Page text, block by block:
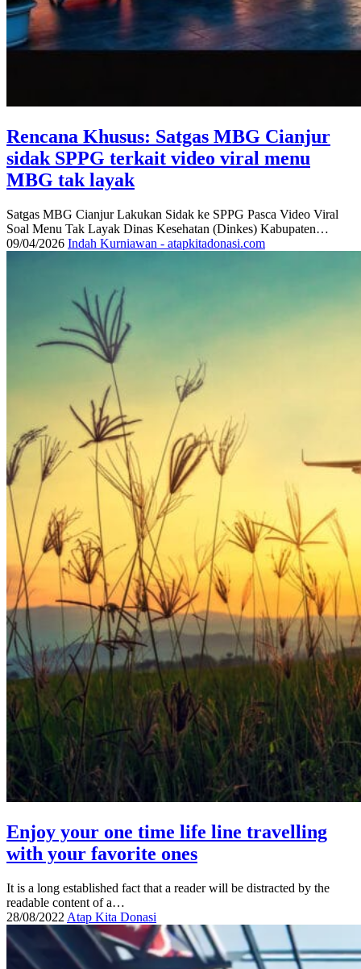
Rencana Khusus: Satgas MBG Cianjur
sidak SPPG terkait video viral menu
MBG tak layak
Satgas MBG Cianjur Lakukan Sidak ke SPPG Pasca Video Viral
Soal Menu Tak Layak Dinas Kesehatan (Dinkes) Kabupaten…
09/04/2026 Indah Kurniawan - atapkitadonasi.com
Enjoy your one time life line travelling
with your favorite ones
It is a long established fact that a reader will be distracted by the
readable content of a…
28/08/2022 Atap Kita Donasi